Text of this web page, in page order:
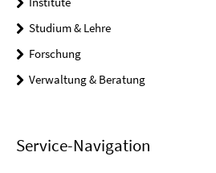
Studium & Lehre
Forschung
Verwaltung & Beratung
Service-Navigation